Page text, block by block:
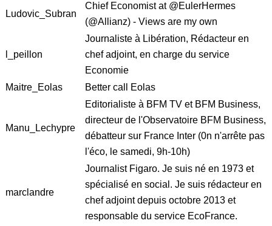
Ludovic_Subran
Chief Economist at @EulerHermes
(@Allianz) - Views are my own
l_peillon
Journaliste à Libération, Rédacteur en
chef adjoint, en charge du service
Economie
Maitre_Eolas
Better call Eolas
Manu_Lechypre
Editorialiste à BFM TV et BFM Business,
directeur de l'Observatoire BFM Business,
débatteur sur France Inter (0n n'arrête pas
l'éco, le samedi, 9h-10h)
marclandre
Journalist Figaro. Je suis né en 1973 et
spécialisé en social. Je suis rédacteur en
chef adjoint depuis octobre 2013 et
responsable du service EcoFrance.